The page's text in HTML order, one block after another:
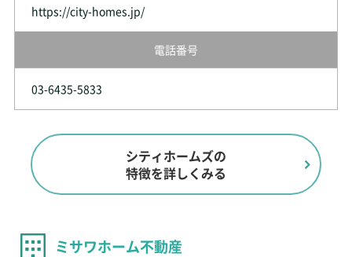
https://city-homes.jp/
電話番号
03-6435-5833
シティホームズの
特徴を詳しくみる
ミサワホーム不動産